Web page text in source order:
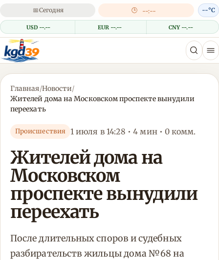
📅Сегодня 🕒 --:--
USD --.-- EUR --.-- CNY --.--
--°C
Главная/Новости/
Жителей дома на Московском проспекте вынудили
переехать
Происшествия 1 июля в 14:28 • 4 мин • 0 комм.
Жителей дома на
Московском
проспекте вынудили
переехать
После длительных споров и судебных
разбирательств жильцы дома №68 на